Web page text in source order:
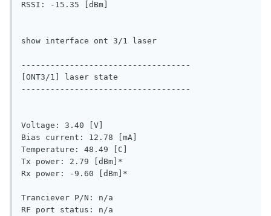
RSSI: -15.35 [dBm]
show interface ont 3/1 laser
-----------------------------------
[ONT3/1] laser state
-----------------------------------
Voltage: 3.40 [V]
Bias current: 12.78 [mA]
Temperature: 48.49 [C]
Tx power: 2.79 [dBm]*
Rx power: -9.60 [dBm]*
Tranciever P/N: n/a
RF port status: n/a